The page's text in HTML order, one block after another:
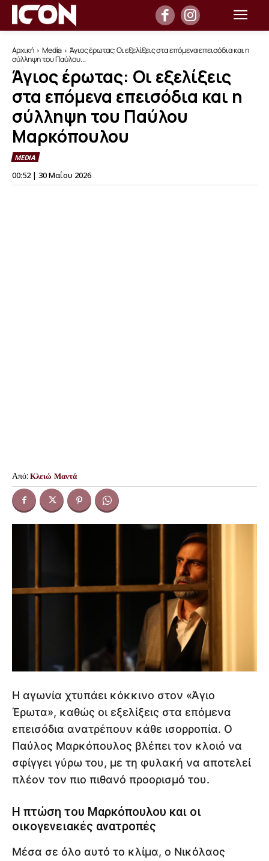
Αρχική Media
Άγιος έρωτας: Οι εξελίξεις στα επόμενα επεισόδια και η
σύλληψη του Παύλου...
Άγιος έρωτας: Οι εξελίξεις
στα επόμενα επεισόδια και η
σύλληψη του Παύλου
Μαρκόπουλου
MEDIA
00:52 | 30 Μαΐου 2026
Από: Κλειώ Μαντά
Η αγωνία χτυπάει κόκκινο στον «Άγιο
Έρωτα», καθώς οι εξελίξεις στα επόμενα
επεισόδια ανατρέπουν κάθε ισορροπία. Ο
Παύλος Μαρκόπουλος βλέπει τον κλοιό να
σφίγγει γύρω του, με τη φυλακή να αποτελεί
πλέον τον πιο πιθανό προορισμό του.
Η πτώση του Μαρκόπουλου και οι
οικογενειακές ανατροπές
Μέσα σε όλο αυτό το κλίμα, ο Νικόλαος